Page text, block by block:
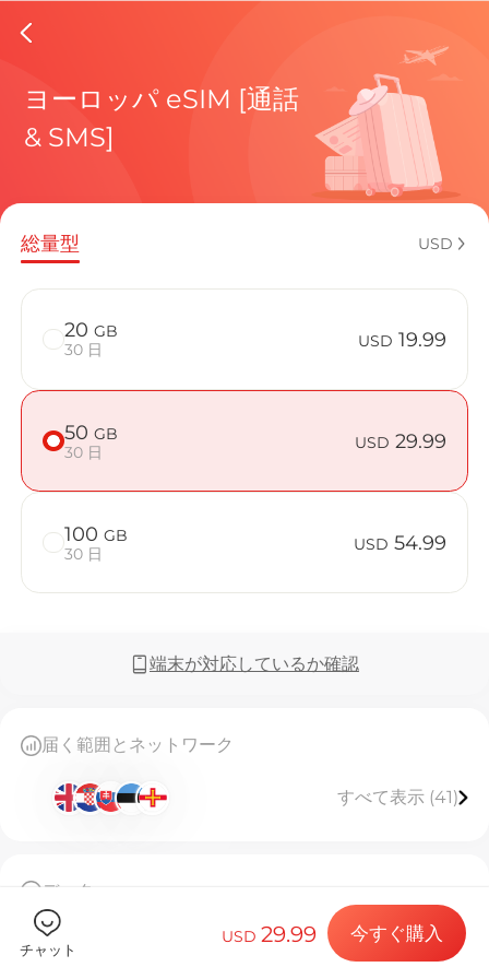
現在の目
eSIMの利
Denmark
Billion
目的地とデ
eSIMをイン
データプラ
ヨーロッパ eSIM [通話
& SMS]
総量型 USD
20 GB
30 日
USD 19.99
50 GB
30 日
USD 29.99
100 GB
30 日
USD 54.99
端末が対応しているか確認
届く範囲とネットワーク
すべて表示 (41)
データ
50GB高速データ、使い切り後接続停止
このeSIMは一度しかインストールできません
[eSIMのご利用について]
チャット
USD29.99 今すぐ購入